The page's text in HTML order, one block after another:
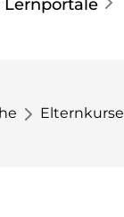
Lernportale
Elternkurse